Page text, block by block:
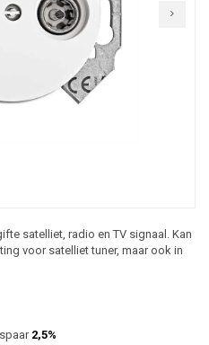
satelliet, radio en TV signaal. Kan
voor satelliet tuner, maar ook in
2,5%